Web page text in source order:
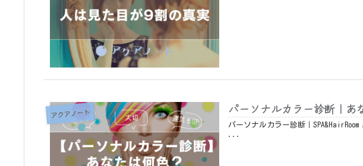
アクアノート パーソナルカラー診断｜あ
パーソナルカラー診断｜SPA&HairRoom AquaCare body {
...